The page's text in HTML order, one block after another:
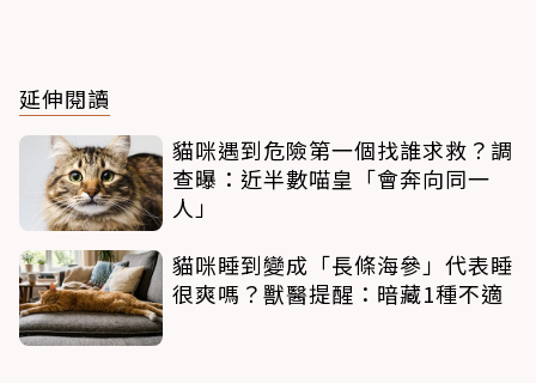
延伸閱讀
貓咪遇到危險第一個找誰求救？調
查曝：近半數喵皇「會奔向同一
人」
貓咪睡到變成「長條海參」代表睡
很爽嗎？獸醫提醒：暗藏1種不適